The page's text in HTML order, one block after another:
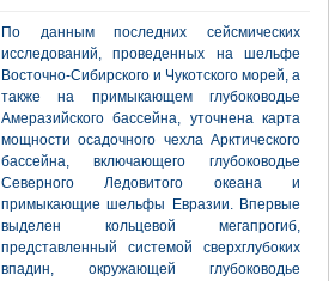
По данным последних сейсмических
исследований, проведенных на шельфе
Восточно-Сибирского и Чукотского морей, а
также на примыкающем глубоководье
Амеразийского бассейна, уточнена карта
мощности осадочного чехла Арктического
бассейна, включающего глубоководье
Северного Ледовитого океана и
примыкающие шельфы Евразии. Впервые
выделен кольцевой мегапрогиб,
представленный системой сверхглубоких
впадин, окружающей глубоководье